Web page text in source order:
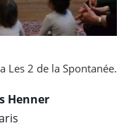
Les 2 de la Spontanée.
Henner